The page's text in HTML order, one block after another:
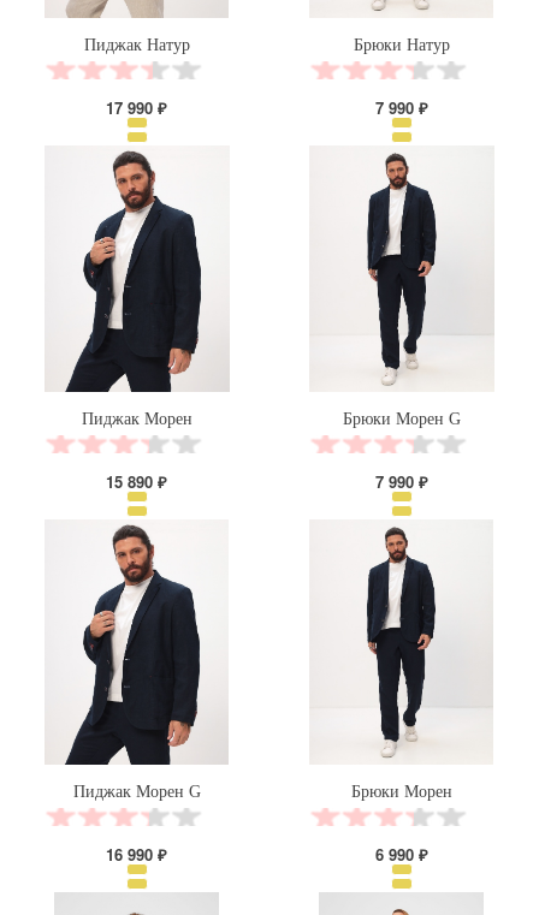
Пиджак Натур
17 990 ₽
Брюки Натур
7 990 ₽
Пиджак Морен
15 890 ₽
Брюки Морен G
7 990 ₽
Пиджак Морен G
16 990 ₽
Брюки Морен
6 990 ₽